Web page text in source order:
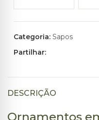
Categoria: Sapos
Partilhar:
DESCRIÇÃO
Ornamentos